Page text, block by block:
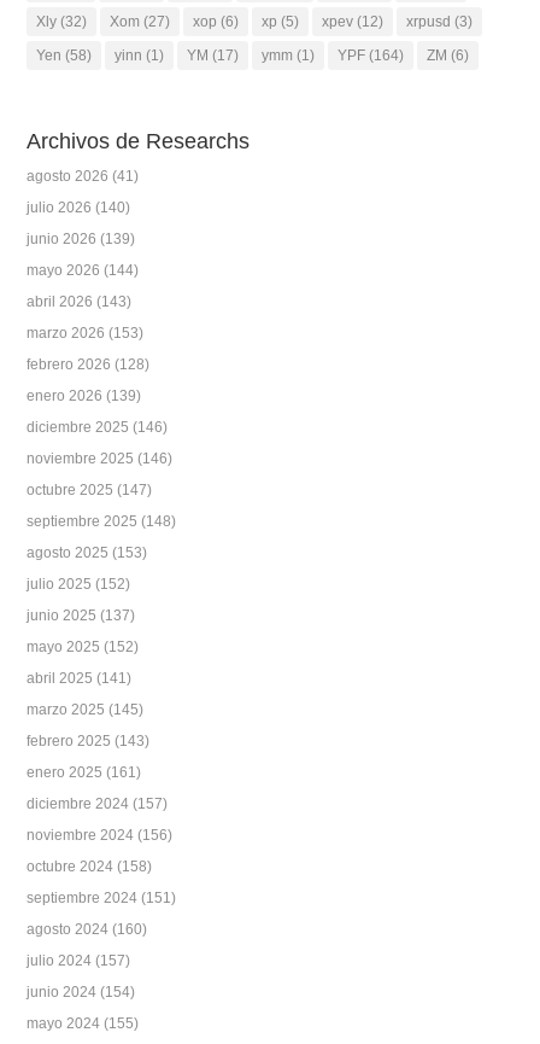
Xly (32) Xom (27) xop (6) xp (5) xpev (12) xrpusd (3)
Yen (58) yinn (1) YM (17) ymm (1) YPF (164) ZM (6)
Archivos de Researchs
agosto 2026 (41)
julio 2026 (140)
junio 2026 (139)
mayo 2026 (144)
abril 2026 (143)
marzo 2026 (153)
febrero 2026 (128)
enero 2026 (139)
diciembre 2025 (146)
noviembre 2025 (146)
octubre 2025 (147)
septiembre 2025 (148)
agosto 2025 (153)
julio 2025 (152)
junio 2025 (137)
mayo 2025 (152)
abril 2025 (141)
marzo 2025 (145)
febrero 2025 (143)
enero 2025 (161)
diciembre 2024 (157)
noviembre 2024 (156)
octubre 2024 (158)
septiembre 2024 (151)
agosto 2024 (160)
julio 2024 (157)
junio 2024 (154)
mayo 2024 (155)